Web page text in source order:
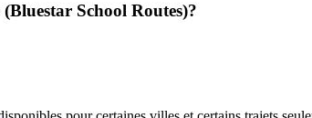
School Routes)?